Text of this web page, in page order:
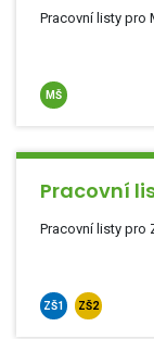
Pracovní listy pro
MŠ
Pracovní
Pracovní listy pro
ZŠ1 ZŠ2